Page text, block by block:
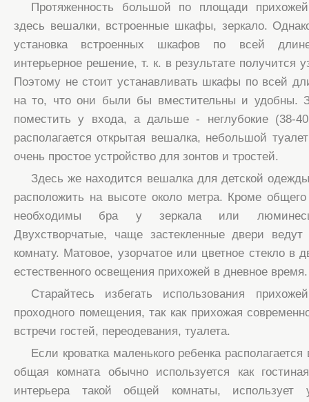
Протяженность большой по площади прихожей
здесь вешалки, встроенные шкафы, зеркало.
установка встроенных шкафов по всей
интерьерное решение, т. к. в результате получится
Поэтому не стоит устанавливать шкафы по всей
на то, что они были бы вместительны и удобны.
поместить у входа, а дальше - неглубокие (38-
располагается открытая вешалка, небольшой
очень простое устройство для зонтов и тростей.
Здесь же находится вешалка для детской
расположить на высоте около метра. Кроме
необходимы бра у зеркала или
Двухстворчатые, чаще застекленные двери
комнату. Матовое, узорчатое или цветное стекло в
естественного освещения прихожей в дневное время.
Старайтесь избегать использования
проходного помещения, так как прихожая
встречи гостей, переодевания, туалета.
Если кроватка маленького ребенка
общая комната обычно используется как
интерьера такой общей комнаты, использует